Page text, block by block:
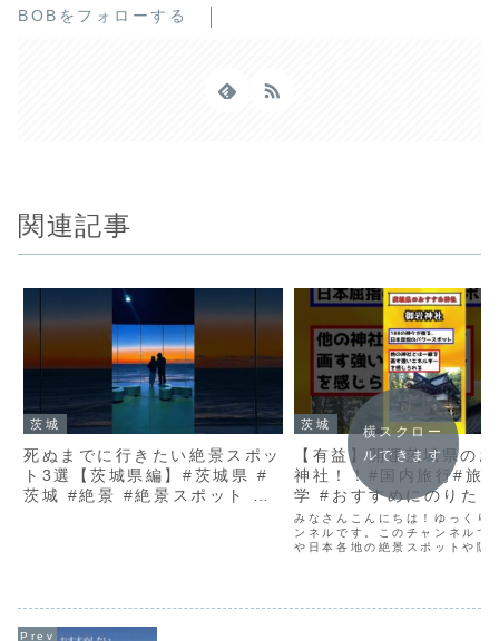
BOBをフォローする
関連記事
茨城
死ぬまでに行きたい絶景スポッ
ト3選【茨城県編】#茨城県 #
茨城 #絶景 #絶景スポット #
茨城
【有益】開運茨城県の
神社！！#国内旅行#旅
学 #おすすめにのりた
すめ
みなさんこんにちは！ゆっくり
ンネルです。このチャンネルで
や日本各地の絶景スポットや隠
ども発信していきます！旅...
横スクロー
ルできます